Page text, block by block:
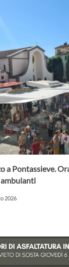
a Pontassieve.
2026